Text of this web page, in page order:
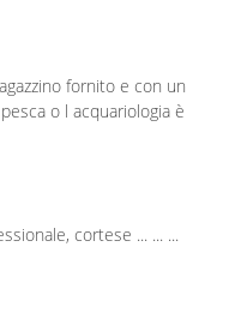
fornito e con un
o l acquariologia è
cortese ... ... ...